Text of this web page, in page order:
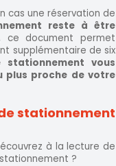
cas une réservation de
reste à être
ce document permet
supplémentaire de six
stationnement vous
plus proche de votre
stationnement
à la lecture de
?